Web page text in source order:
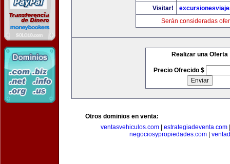
Visitar!
Serán consideradas
Realizar una Oferta
Precio Ofrecido $
Otros dominios en venta:
ventasvehiculos.com
estrategiadeventa.com
negociosypropiedades.com